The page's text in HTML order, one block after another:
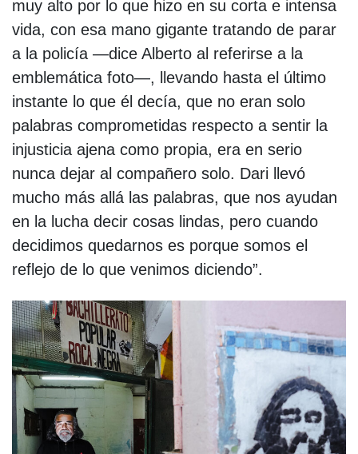
muy alto por lo que hizo en su corta e intensa
vida, con esa mano gigante tratando de parar
a la policía —dice Alberto al referirse a la
emblemática foto—, llevando hasta el último
instante lo que él decía, que no eran solo
palabras comprometidas respecto a sentir la
injusticia ajena como propia, era en serio
nunca dejar al compañero solo. Dari llevó
mucho más allá las palabras, que nos ayudan
en la lucha decir cosas lindas, pero cuando
decidimos quedarnos es porque somos el
reflejo de lo que venimos diciendo”.